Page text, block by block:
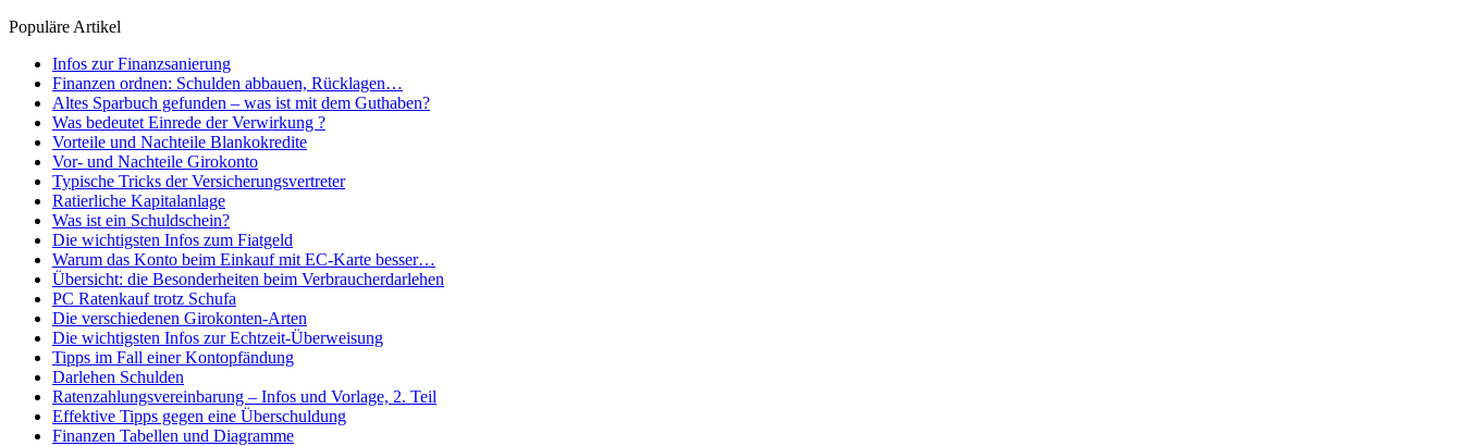
Populäre Artikel
Infos zur Finanzsanierung
Finanzen ordnen: Schulden abbauen, Rücklagen…
Altes Sparbuch gefunden – was ist mit dem Guthaben?
Was bedeutet Einrede der Verwirkung ?
Vorteile und Nachteile Blankokredite
Vor- und Nachteile Girokonto
Typische Tricks der Versicherungsvertreter
Ratierliche Kapitalanlage
Was ist ein Schuldschein?
Die wichtigsten Infos zum Fiatgeld
Warum das Konto beim Einkauf mit EC-Karte besser…
Übersicht: die Besonderheiten beim Verbraucherdarlehen
PC Ratenkauf trotz Schufa
Die verschiedenen Girokonten-Arten
Die wichtigsten Infos zur Echtzeit-Überweisung
Tipps im Fall einer Kontopfändung
Darlehen Schulden
Ratenzahlungsvereinbarung – Infos und Vorlage, 2. Teil
Effektive Tipps gegen eine Überschuldung
Finanzen Tabellen und Diagramme